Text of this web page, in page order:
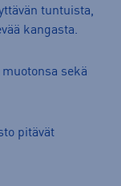
tuntuista,
kangasta.
sekä
pitävät